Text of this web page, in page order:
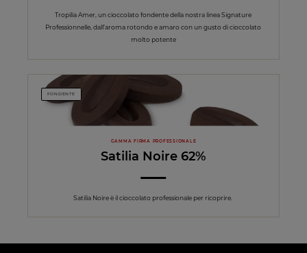
Tropilia Amer, un cioccolato fondente della nostra linea Signature
Professionnelle, dall’aroma rotondo e amaro con un gusto di cioccolato
molto potente
FONDENTE
GAMMA FIRMA PROFESSIONALE
Satilia Noire 62%
Satilia Noire è il cioccolato professionale per ricoprire.